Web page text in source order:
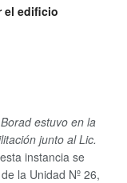
el edificio
estuvo en la
junto al Lic.
instancia se
la Unidad Nº 26,